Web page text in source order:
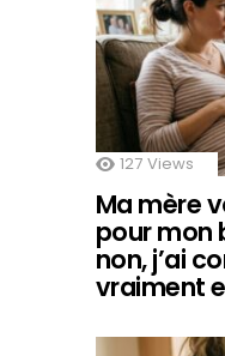
127 Views
Ma mère
pour mon
non, j’ai
vraiment